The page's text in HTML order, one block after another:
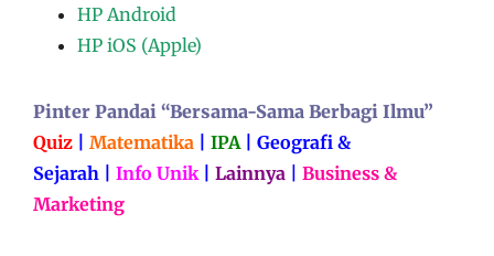
HP Android
HP iOS (Apple)
Pinter Pandai “Bersama-Sama Berbagi Ilmu”
Quiz
Matematika IPA| Geografi &
Sejarah
Info Unik Lainnya
Business &
Marketing